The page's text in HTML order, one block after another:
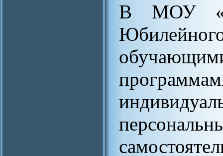
В МОУ